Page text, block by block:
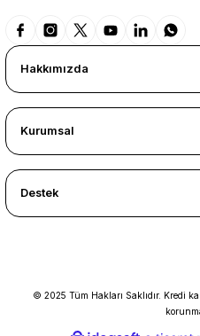
Hakkımızda
Kurumsal
Destek
© 2025 Tüm Hakları Saklıdır. Kredi